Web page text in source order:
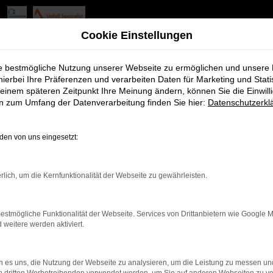
Angebote mit
Fürth
wir Sie nur zu Ihrer Wahl beglückwünschen. Für Ihre Mobilität
der Kombination aus erstklassigem Zustand, nah an dem
Modell durch Fürth und Umgebung. In aller
und Assistenten freuen dürfen.
Network Error
ist ein Fehler aufgetreten.
ein paar Tipps, die dir helfen können:
Cookie Einstellungen
bestmögliche Nutzung unserer Webseite zu ermöglichen und unsere
Ihre Präferenzen und verarbeiten Daten für Marketing und
späteren Zeitpunkt Ihre Meinung ändern, können Sie die
zum Umfang der Datenverarbeitung finden Sie hier:
von uns eingesetzt:
um die Kernfunktionalität der Webseite zu gewährleisten.
Funktionalität der Webseite. Services von Drittanbietern wie Google
weitere werden aktiviert.
es uns, die Nutzung der Webseite zu analysieren, um die Leistung zu messen